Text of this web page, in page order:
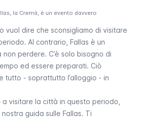
la Cremà, è un evento davvero
vuol dire che sconsigliamo di visitare
Al contrario, Fallas è un
perdere. C’è solo bisogno di
ed essere preparati. Ciò
tutto - soprattutto l’alloggio - in
visitare la città in questo periodo,
guida sulle Fallas. Ti